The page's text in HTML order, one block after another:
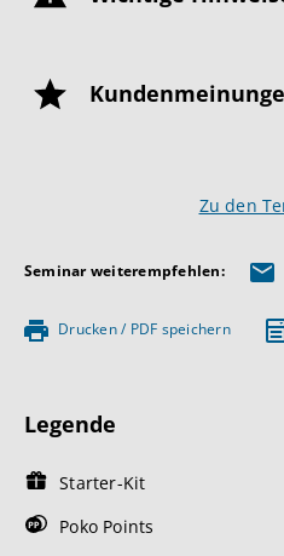
Zu den
Seminar weiterempfehlen:
Drucken / PDF speichern
Legende
Starter-Kit
Poko Points